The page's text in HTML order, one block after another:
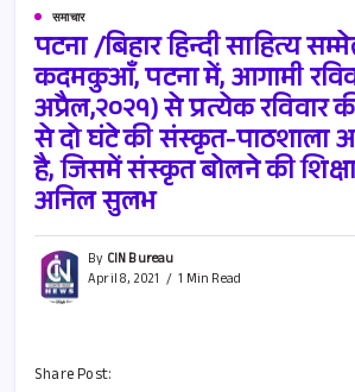
समाचार
पटना /बिहार हिन्दी साहित्य
कदमकुआँ, पटना में, आगामी
अप्रैल,२०२१) से प्रत्येक रविवार
से दो घंटे की संस्कृत-पाठशाला
है, जिसमें संस्कृत बोलने की शिक्षा
अनिल सुलभ
By CIN Bureau
April 8, 2021
1 Min Read
Share Post: